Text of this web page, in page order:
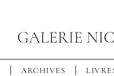
ARCHIVES